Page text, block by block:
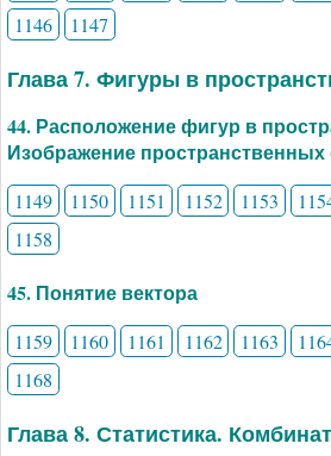
1146
1147
Глава 7. Фигуры в
44. Расположение фигур в
Изображение
1149 1150 1151 1152 1153
1158
45. Понятие вектора
1159 1160 1161 1162 1163
1168
Глава 8. Статистика.